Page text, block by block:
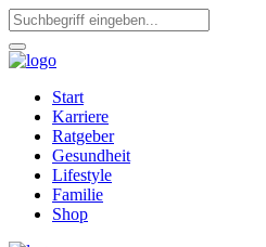
Start
Karriere
Ratgeber
Gesundheit
Lifestyle
Familie
Shop